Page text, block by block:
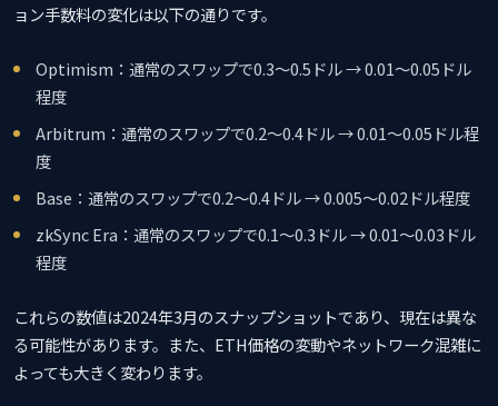
ョン手数料の変化は以下の通りです。
Optimism：通常のスワップで0.3〜0.5ドル → 0.01〜0.05ドル
程度
Arbitrum：通常のスワップで0.2〜0.4ドル → 0.01〜0.05ドル程
度
Base：通常のスワップで0.2〜0.4ドル → 0.005〜0.02ドル程度
zkSync Era：通常のスワップで0.1〜0.3ドル → 0.01〜0.03ドル
程度
これらの数値は2024年3月のスナップショットであり、現在は異な
る可能性があります。また、ETH価格の変動やネットワーク混雑に
よっても大きく変わります。